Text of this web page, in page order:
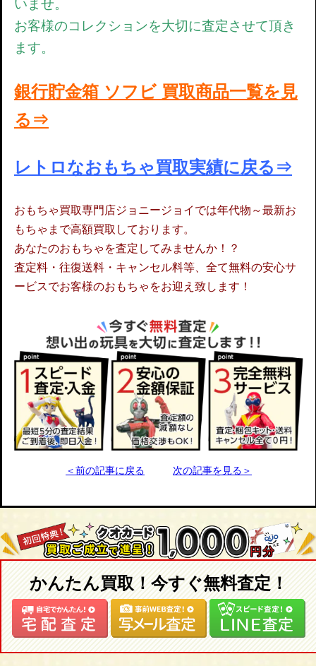
いませ。
お客様のコレクションを大切に査定させて頂き
ます。
銀行貯金箱 ソフビ 買取商品一覧を見
る⇒
レトロなおもちゃ買取実績に戻る⇒
おもちゃ買取専門店ジョニージョイでは年代物～最新お
もちゃまで高額買取しております。
あなたのおもちゃを査定してみませんか！？
査定料・往復送料・キャンセル料等、全て無料の安心サ
ービスでお客様のおもちゃをお迎え致します！
＜前の記事に戻る 次の記事を見る＞
かんたん買取！今すぐ無料査定！